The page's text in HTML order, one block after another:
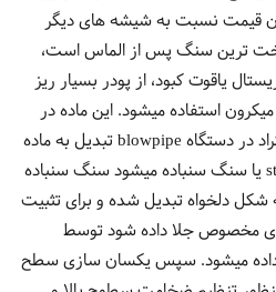
قیمت نسبت به شیشه های دیگر
ترین سنگ پس از الماس است،
یاقوت کبود، از پودر بسیار ریز
استفاده میشود. این ماده در
مقابل حرارت 2050 درجه سانتیگراد در دستگاه blowpipe تبدیل به ماده
ای به نام استالاگمیت stalagmite یا سنگ سنباده میشود سنگ سنباده
به شکل دلخواه تبدیل شده و برای تثبیت
های مخصوص جلا داده شود توسط
میشود. سپس یکسان سازی سطح